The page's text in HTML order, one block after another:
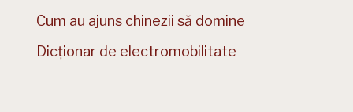
Cum au ajuns chinezii să domine
Dicționar de electromobilitate